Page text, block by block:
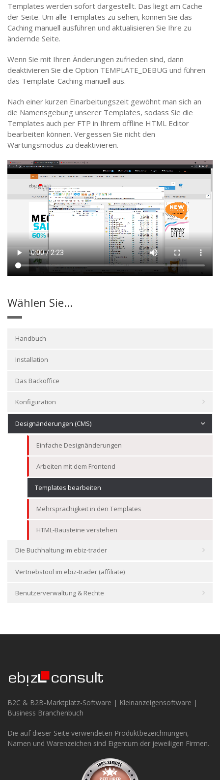
Templates werden sofort dargestellt. Das liegt am Cache
der Seite. Um alle Templates zu sehen, können Sie das
Caching manuell ausführen und aktualisieren Sie Ihre zu
ändernde Seite.
Wenn Sie mit Ihren Änderungen zufrieden sind, dann
deaktivieren Sie die Option TEMPLATE_DEBUG und führen
das Template-Caching manuell aus.
Nach einer kurzen Einarbeitungszeit gewöhnt man sich an
die Namensgebung unserer Templates, sodass Sie die
Templates auch per FTP in Ihrem offline HTML Editor
bearbeiten können. Vergessen Sie nicht den
Wartungsmodus zu deaktivieren.
Wählen Sie...
Handbuch
Installation
Das Backoffice
Konfiguration
Designänderungen (CMS)
Einfache Designänderungen
Arbeiten mit dem Frontend
Templates bearbeiten
Mehrsprachigkeit in den Templates
HTML-Bausteine verstehen
Die Buchhaltung im ebiz-trader
Vertriebstool im ebiz-trader (affiliate)
Benutzerverwaltung & Rechte
B2C & B2B-Marktplatz-Software | Kleinanzeigensoftware |
Business Branchenbuch
Die auf dieser Seite verwendeten Produktbezeichnungen,
Namen und Warenzeichen sind Eigentum der jeweiligen Firmen.